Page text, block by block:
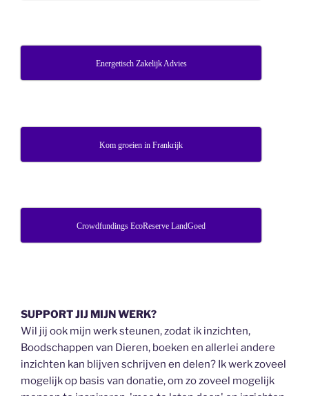
Energetisch Zakelijk Advies
Kom groeien in Frankrijk
Crowdfundings EcoReserve LandGoed
SUPPORT JIJ MIJN WERK?
Wil jij ook mijn werk steunen, zodat ik inzichten,
Boodschappen van Dieren, boeken en allerlei andere
inzichten kan blijven schrijven en delen? Ik werk zoveel
mogelijk op basis van donatie, om zo zoveel mogelijk